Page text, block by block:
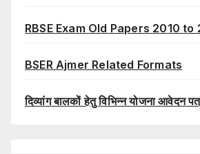
RBSE Exam Old Papers 2010 to
BSER Ajmer Related Formats
दिव्यांग बालकों हेतु विभिन्न योजना आवेदन